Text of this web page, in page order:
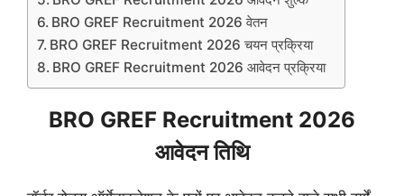
BRO GREF Recruitment 2026 वेतन
BRO GREF Recruitment 2026 चयन प्रक्रिया
BRO GREF Recruitment 2026 आवेदन प्रक्रिया
BRO GREF Recruitment 2026
आवेदन तिथि